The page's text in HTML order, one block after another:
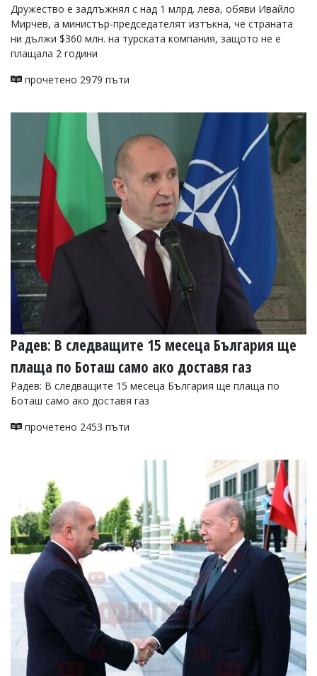
Дружество е задлъжнял с над 1 млрд. лева, обяви Ивайло
Мирчев, а министър-председателят изтъкна, че страната
ни дължи $360 млн. на турската компания, защото не е
плащала 2 години
прочетено 2979 пъти
Радев: В следващите 15 месеца България ще
плаща по Боташ само ако доставя газ
Радев: В следващите 15 месеца България ще плаща по
Боташ само ако доставя газ
прочетено 2453 пъти